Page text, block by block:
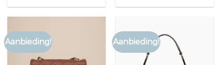
Aanbieding! Aanbieding!